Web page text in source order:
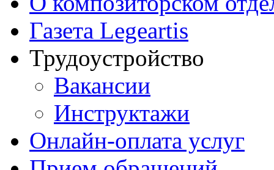
Газета Legeartis
Трудоустройство
Вакансии
Инструктажи
Онлайн-оплата услуг